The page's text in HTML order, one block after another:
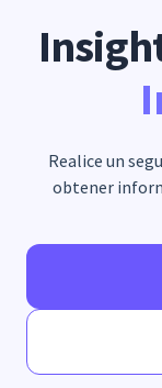
Realice un
obtener